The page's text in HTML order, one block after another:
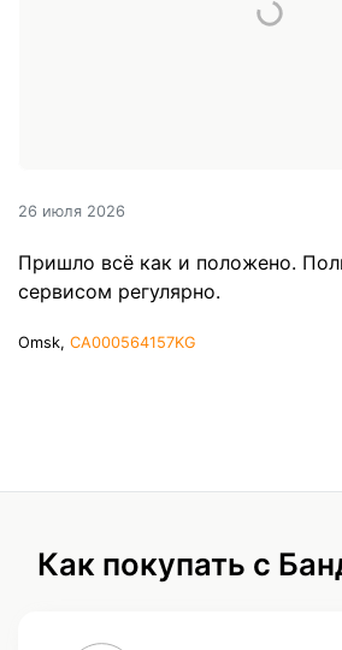
26 июля 2026
Пришло всё как и положено.
сервисом регулярно.
Omsk, CA000564157KG
Как покупать с